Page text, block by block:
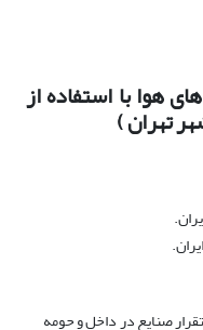
هوا با استفاده از
صنایع در داخل و حومه